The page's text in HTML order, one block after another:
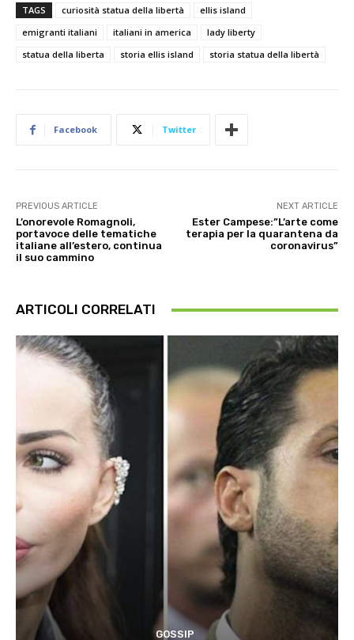
TAGS curiosità statua della libertà
ellis island
emigranti italiani
italiani in america
lady liberty
statua della liberta
storia ellis island storia statua della libertà
Facebook Twitter
PREVIOUS ARTICLE
L’onorevole Romagnoli,
portavoce delle tematiche
italiane all’estero, continua
il suo cammino
NEXT ARTICLE
Ester Campese:”L’arte come
terapia per la quarantena da
coronavirus”
ARTICOLI CORRELATI
GOSSIP